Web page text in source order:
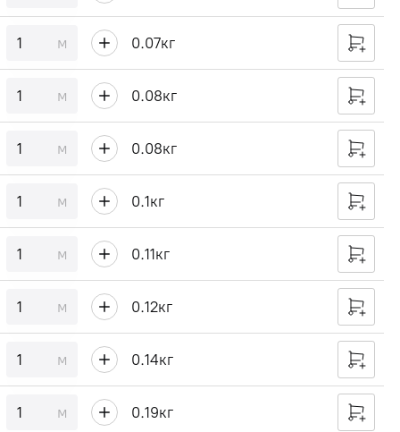
м 0.07кг
м 0.08кг
м 0.08кг
м 0.1кг
м 0.11кг
м 0.12кг
м 0.14кг
м 0.19кг